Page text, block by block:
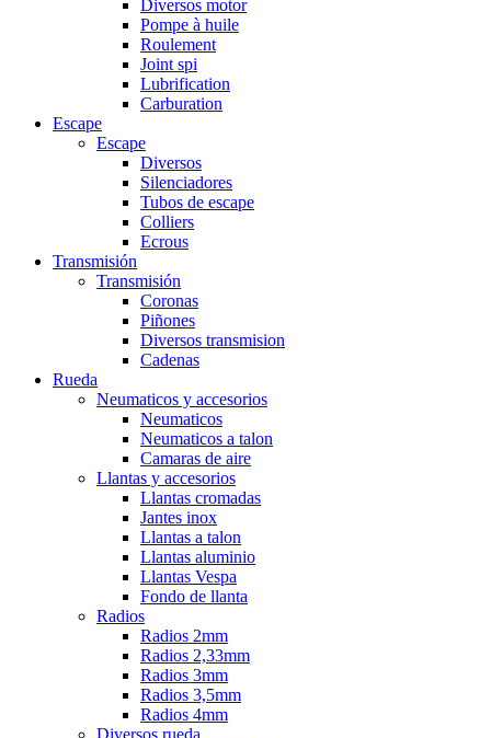
Diversos motor
Pompe à huile
Roulement
Joint spi
Lubrification
Carburation
Escape
Escape
Diversos
Silenciadores
Tubos de escape
Colliers
Ecrous
Transmisión
Transmisión
Coronas
Piñones
Diversos transmision
Cadenas
Rueda
Neumaticos y accesorios
Neumaticos
Neumaticos a talon
Camaras de aire
Llantas y accesorios
Llantas cromadas
Jantes inox
Llantas a talon
Llantas aluminio
Llantas Vespa
Fondo de llanta
Radios
Radios 2mm
Radios 2,33mm
Radios 3mm
Radios 3,5mm
Radios 4mm
Diversos rueda